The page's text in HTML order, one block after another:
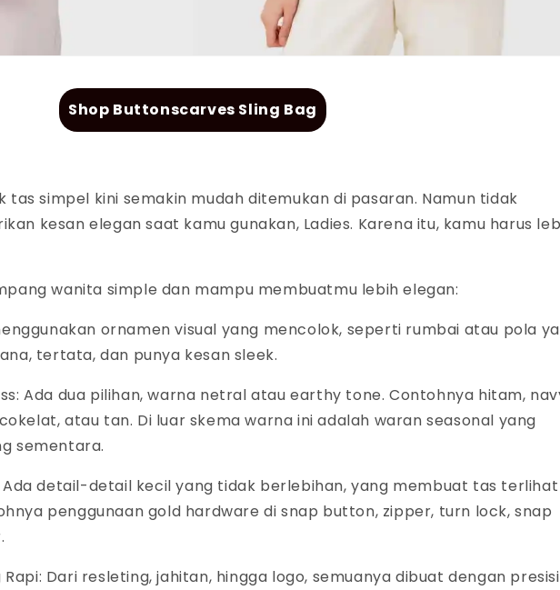
Shop Buttonscarves Sling Bag
tas simpel kini semakin mudah ditemukan di pasaran. Namun tidak
kesan elegan saat kamu gunakan, Ladies. Karena itu, kamu harus
wanita simple dan mampu membuatmu lebih elegan:
ornamen visual yang mencolok, seperti rumbai atau pola
tertata, dan punya kesan sleek.
Ada dua pilihan, warna netral atauearthy tone. Contohnya hitam,
atau tan. Di luar skema warna ini adalah waranseasonal yang
sementara.
Ada detail-detail kecil yang tidak berlebihan, yang membuat tas terlihat
penggunaan gold hardware disnap button, zipper, turn lock, snap
Dari resleting, jahitan, hingga logo, semuanya dibuat dengan